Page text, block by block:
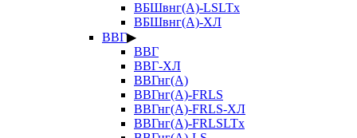
ВБШвнг(А)-LSLTx
ВБШвнг(А)-ХЛ
ВВГ▶
ВВГ
ВВГ-ХЛ
ВВГнг(А)
ВВГнг(А)-FRLS
ВВГнг(А)-FRLS-ХЛ
ВВГнг(А)-FRLSLTx